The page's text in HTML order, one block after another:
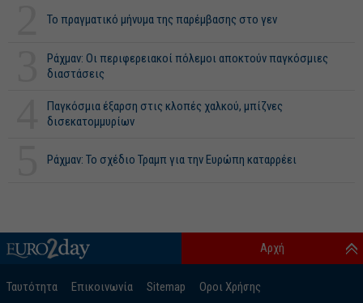
Το πραγματικό μήνυμα της παρέμβασης στο γεν
Ράχμαν: Οι περιφερειακοί πόλεμοι αποκτούν παγκόσμιες
διαστάσεις
Παγκόσμια έξαρση στις κλοπές χαλκού, μπίζνες
δισεκατομμυρίων
Ράχμαν: Το σχέδιο Τραμπ για την Ευρώπη καταρρέει
Ταυτότητα Επικοινωνία Sitemap Οροι Χρήσης
Αρχή